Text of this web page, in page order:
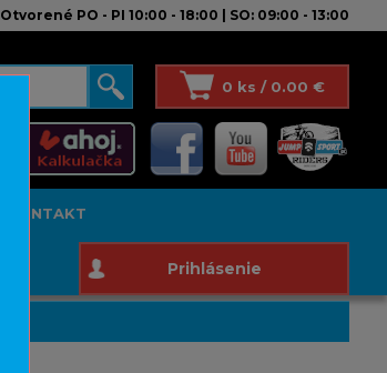
Otvorené PO - PI 10:00 - 18:00 | SO: 09:00 - 13:00
0 ks / 0.00 €
KONTAKT
Prihlásenie